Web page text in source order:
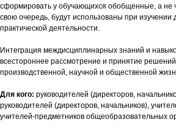
сформировать у обучающихся обобщенные, а не
свою очередь, будут использованы при изучении
практической деятельности.
Интеграция междисциплинарных знаний и
всестороннее рассмотрение и принятие решений
производственной, научной и общественной
Для кого: руководителей (директоров,
руководителей (директоров, начальников),
учителей-предметников общеобразовательных